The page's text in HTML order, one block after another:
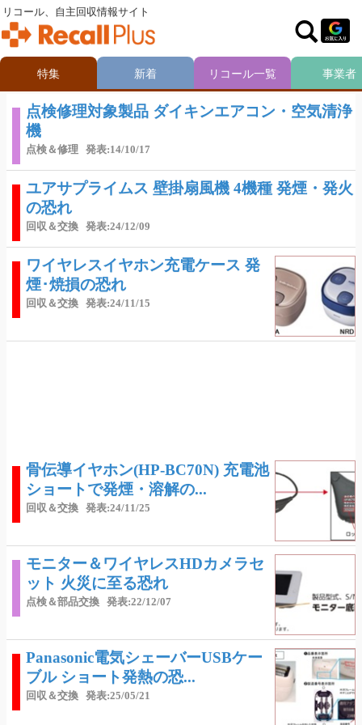
点検修理対象製品 ダイキンエアコン・空気清浄
機
点検＆修理 発表:14/10/17
ユアサプライムス 壁掛扇風機 4機種 発煙・発火
の恐れ
回収＆交換 発表:24/12/09
ワイヤレスイヤホン充電ケース 発
煙･焼損の恐れ
回収＆交換 発表:24/11/15
骨伝導イヤホン(HP-BC70N) 充電池
ショートで発煙・溶解の...
回収＆交換 発表:24/11/25
モニター＆ワイヤレスHDカメラセ
ット 火災に至る恐れ
点検＆部品交換 発表:22/12/07
Panasonic電気シェーバーUSBケー
ブル ショート発熱の恐...
回収＆交換 発表:25/05/21
リコール、自主回収情報サイト
特集 新着 リコール一覧 事業者